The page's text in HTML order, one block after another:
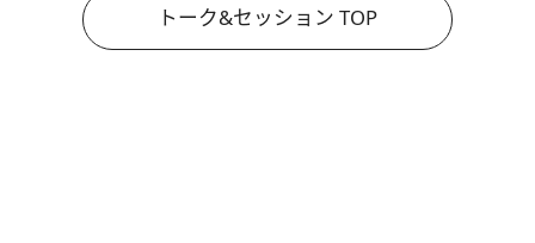
トーク&セッション TOP